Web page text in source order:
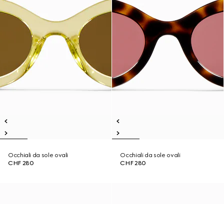
Occhiali da sole ovali
CHF 280
Occhiali da sole ovali
CHF 280